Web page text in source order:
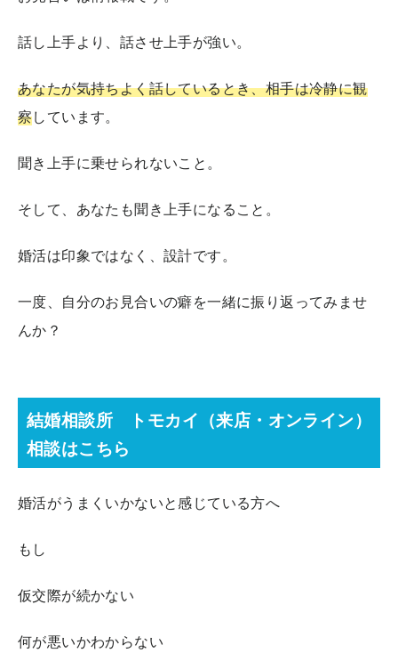
話し上手より、話させ上手が強い。
あなたが気持ちよく話しているとき、相手は冷静に観
察しています。
聞き上手に乗せられないこと。
そして、あなたも聞き上手になること。
婚活は印象ではなく、設計です。
一度、自分のお見合いの癖を一緒に振り返ってみませ
んか？
結婚相談所 トモカイ（来店・オンライン）
相談はこちら
婚活がうまくいかないと感じている方へ
もし
仮交際が続かない
何が悪いかわからない